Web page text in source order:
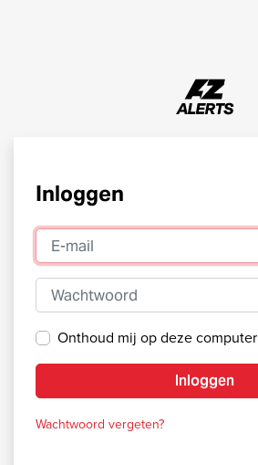
Inloggen
E-mail
Wachtwoord
Onthoud mij op deze computer
Inloggen
Wachtwoord vergeten?